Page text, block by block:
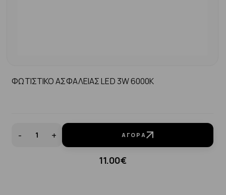
ΦΩΤΙΣΤΙΚΟ ΑΣΦΑΛΕΙΑΣ LED 3W 6000K
- + ΑΓΟΡΆ
11.00€